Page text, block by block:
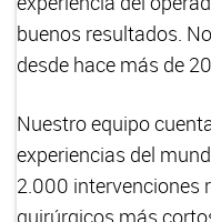
buenos resultados.
desde hace más de
Nuestro equipo
experiencias del
2.000 intervenciones